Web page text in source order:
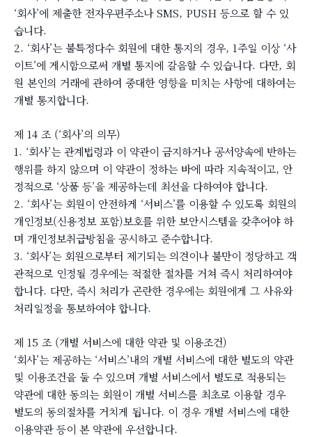
‘회사’에 제출한 전자우편주소나 SMS, PUSH 등으로 할 수 있
습니다.
2. ‘회사’는 불특정다수 회원에 대한 통지의 경우, 1주일 이상 ‘사
이트’에 게시함으로써 개별 통지에 갈음할 수 있습니다. 다만, 회
원 본인의 거래에 관하여 중대한 영향을 미치는 사항에 대하여는
개별 통지합니다.
제 14 조 (‘회사’의 의무)
1. ‘회사’는 관계법령과 이 약관이 금지하거나 공서양속에 반하는
행위를 하지 않으며 이 약관이 정하는 바에 따라 지속적이고, 안
정적으로 ‘상품 등’을 제공하는데 최선을 다하여야 합니다.
2. ‘회사’는 회원이 안전하게 ‘서비스’를 이용할 수 있도록 회원의
개인정보(신용정보 포함)보호를 위한 보안시스템을 갖추어야 하
며 개인정보취급방침을 공시하고 준수합니다.
3. ‘회사’는 회원으로부터 제기되는 의견이나 불만이 정당하고 객
관적으로 인정될 경우에는 적절한 절차를 거쳐 즉시 처리하여야
합니다. 다만, 즉시 처리가 곤란한 경우에는 회원에게 그 사유와
처리일정을 통보하여야 합니다.
제 15 조 (개별 서비스에 대한 약관 및 이용조건)
‘회사’는 제공하는 ‘서비스’내의 개별 서비스에 대한 별도의 약관
및 이용조건을 둘 수 있으며 개별 서비스에서 별도로 적용되는
약관에 대한 동의는 회원이 개별 서비스를 최초로 이용할 경우
별도의 동의절차를 거치게 됩니다. 이 경우 개별 서비스에 대한
이용약관 등이 본 약관에 우선합니다.